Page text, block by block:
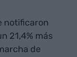
notificaron
21,4% más
de